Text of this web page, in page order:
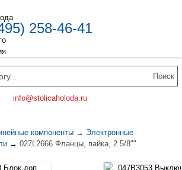
258-46-41
info@stolicaholoda.ru
компоненты → Электронные
→ 027L2666 Фланцы, пайка, 2 5/8""